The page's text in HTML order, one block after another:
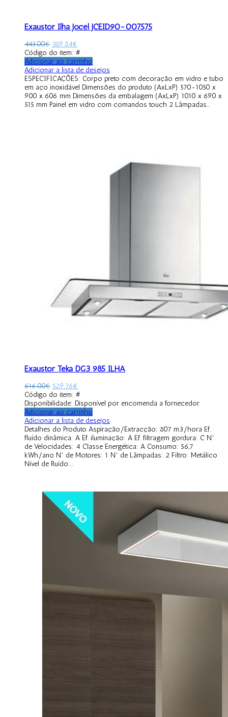
Exaustor Ilha Jocel JCEID90-007575
443.00€ 389.84€
Código do item: #
Adicionar ao carrinho
Adicionar a lista de desejos
ESPECIFICAÇÕES: Corpo preto com decoração em vidro e tubo
em aço inoxidável Dimensões do produto (AxLxP) 570-1050 x
900 x 606 mm Dimensões da embalagem (AxLxP) 1010 x 690 x
515 mm Painel em vidro com comandos touch 2 Lâmpadas...
Exaustor Teka DG3 985 ILHA
616.00€ 529.76€
Código do item: #
Disponibilidade: Disponível por encomenda a fornecedor
Adicionar ao carrinho
Adicionar a lista de desejos
Detalhes do Produto Aspiração/Extracção: 807 m3/hora Ef.
fluído dinâmica: A Ef. iluminação: A Ef. filtragem gordura: C Nº
de Velocidades: 4 Classe Energética: A Consumo: 56,7
kWh/ano Nº de Motores: 1 Nº de Lâmpadas: 2 Filtro: Metálico
Nível de Ruído:...